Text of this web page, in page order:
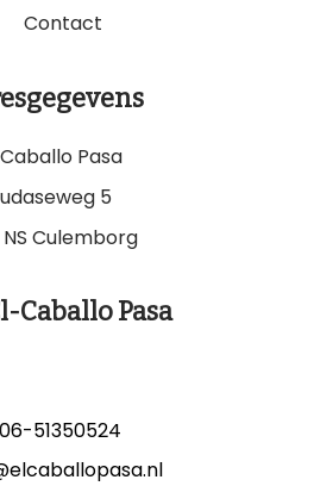
Contact
Pasa
5
NS Culemborg
Caballo Pasa
51350524